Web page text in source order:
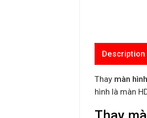
Description
Thay màn
hình là màn